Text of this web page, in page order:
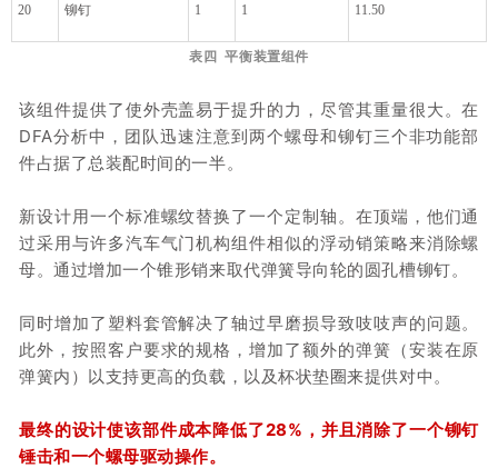
20 铆钉 1 1 11.50
表四 平衡装置组件
该组件提供了使外壳盖易于提升的力，尽管其重量很大。在
DFA分析中，团队迅速注意到两个螺母和铆钉三个非功能部
件占据了总装配时间的一半。
新设计用一个标准螺纹替换了一个定制轴。在顶端，他们通
过采用与许多汽车气门机构组件相似的浮动销策略来消除螺
母。通过增加一个锥形销来取代弹簧导向轮的圆孔槽铆钉。
同时增加了塑料套管解决了轴过早磨损导致吱吱声的问题。
此外，按照客户要求的规格，增加了额外的弹簧（安装在原
弹簧内）以支持更高的负载，以及杯状垫圈来提供对中。
最终的设计使该部件成本降低了28%，并且消除了一个铆钉
锤击和一个螺母驱动操作。